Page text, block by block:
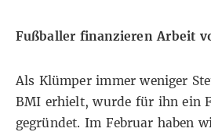
Fußballer finanzieren Arbeit
Als Klümper immer weniger
BMI erhielt, wurde für ihn ein
gegründet. Im Februar haben